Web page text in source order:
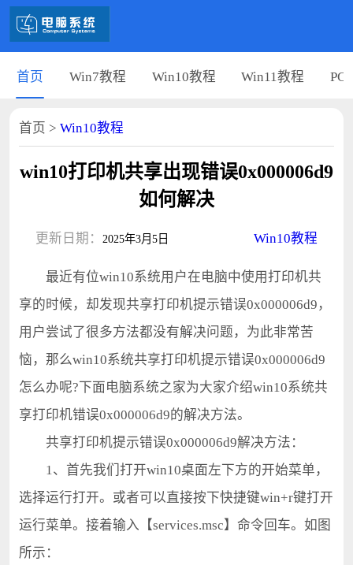
首页 Win7教程 Win10教程 Win11教程 PC
首页 > Win10教程
win10打印机共享出现错误0x000006d9
如何解决
更新日期： 2025年3月5日 Win10教程
最近有位win10系统用户在电脑中使用打印机共
享的时候，却发现共享打印机提示错误0x000006d9，
用户尝试了很多方法都没有解决问题，为此非常苦
恼，那么win10系统共享打印机提示错误0x000006d9
怎么办呢?下面电脑系统之家为大家介绍win10系统共
享打印机错误0x000006d9的解决方法。
共享打印机提示错误0x000006d9解决方法：
1、首先我们打开win10桌面左下方的开始菜单，
选择运行打开。或者可以直接按下快捷键win+r键打开
运行菜单。接着输入【services.msc】命令回车。如图
所示：